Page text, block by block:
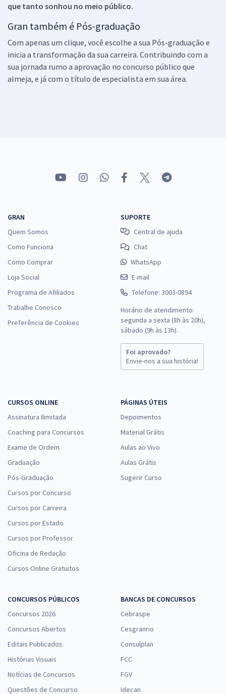
que tanto sonhou no meio público.
Gran também é Pós-graduação
Com apenas um clique, você escolhe a sua Pós-graduação e
inicia a transformação da sua carreira. Contribuindo com a
sua jornada rumo a aprovação no concurso público que
almeja, e já com o título de especialista em sua área.
GRAN
Quem Somos
Como Funciona
Como Comprar
Loja Social
Programa de Afiliados
Trabalhe Conosco
Preferência de Cookies
SUPORTE
Central de ajuda
Chat
WhatsApp
E-mail
Telefone: 3003-0894
Horário de atendimento:
segunda a sexta (8h às 20h),
sábado (9h às 13h).
Foi aprovado?
Envie-nos a sua história!
CURSOS ONLINE
Assinatura Ilimitada
Coaching para Concursos
Exame de Ordem
Graduação
Pós-Graduação
Cursos por Concurso
Cursos por Carreira
Cursos por Estado
Cursos por Professor
Oficina de Redação
Cursos Online Gratuitos
PÁGINAS ÚTEIS
Depoimentos
Material Grátis
Aulas ao Vivo
Aulas Grátis
Sugerir Curso
CONCURSOS PÚBLICOS
Concursos 2026
Concursos Abertos
Editais Publicados
Histórias Visuais
Notícias de Concursos
Questões de Concurso
BANCAS DE CONCURSOS
Cebraspe
Cesgranrio
Consulplan
FCC
FGV
Idecan